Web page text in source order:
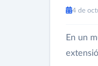
4 de
En un